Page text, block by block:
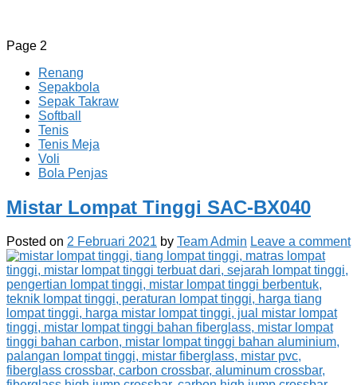
CV JAYA BERSAMA Co Id
Menyediakan Semua Perlengkapan Olahraga Yang
Page 2
Renang
Sepakbola
Sepak Takraw
Softball
Tenis
Tenis Meja
Voli
Bola Penjas
Mistar Lompat Tinggi SAC-BX040
Posted on 2 Februari 2021 by Team Admin Leave a comment